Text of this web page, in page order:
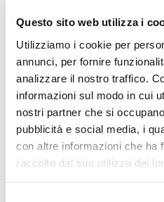
Questo sito web utilizza i
Utilizziamo i cookie per
annunci, per fornire
analizzare il nostro traffico.
informazioni sul modo in cui
nostri partner che si
pubblicità e social media, i
con altre informazioni che ha
raccolto dal suo utilizzo dei